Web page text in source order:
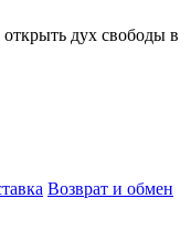
дух свободы в
Возврат и обмен